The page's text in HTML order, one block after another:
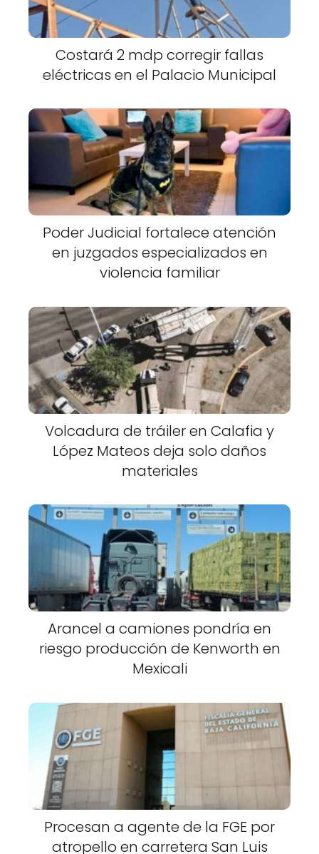
Costará 2 mdp corregir fallas
eléctricas en el Palacio Municipal
Poder Judicial fortalece atención
en juzgados especializados en
violencia familiar
Volcadura de tráiler en Calafia y
López Mateos deja solo daños
materiales
Arancel a camiones pondría en
riesgo producción de Kenworth en
Mexicali
Procesan a agente de la FGE por
atropello en carretera San Luis